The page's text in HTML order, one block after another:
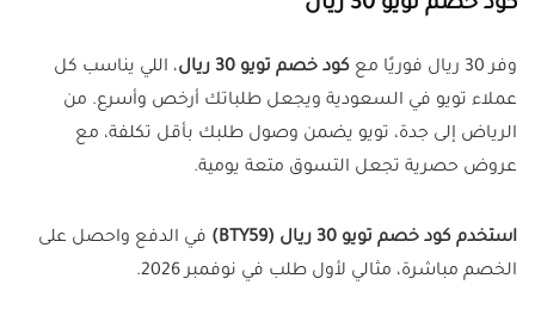
وفر 30 ريال فوريًا مع كود خصم تويو 30 ريال
، اللي يناسب كل
عملاء تويو في السعودية ويجعل طلباتك أرخص وأسرع. من
الرياض إلى جدة، تويو يضمن وصول طلبك بأقل تكلفة، مع
عروض حصرية تجعل التسوق متعة يومية.
استخدم كود خصم تويو 30 ريال ( BTY59
) في الدفع واحصل على
الخصم مباشرة، مثالي لأول طلب في نوفمبر 2026.